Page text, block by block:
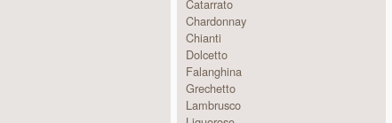
Catarrato
Chardonnay
Chianti
Dolcetto
Falanghina
Grechetto
Lambrusco